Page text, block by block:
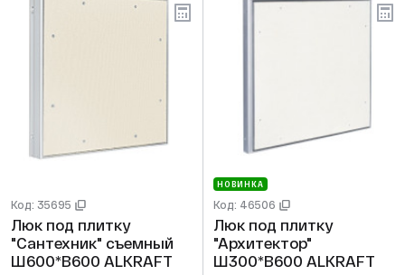
Код: 35695
Люк под плитку
"Сантехник" съемный
Ш600*В600 ALKRAFT
НОВИНКА
Код: 46506
Люк под плитку
"Архитектор"
Ш300*В600 ALKRAFT